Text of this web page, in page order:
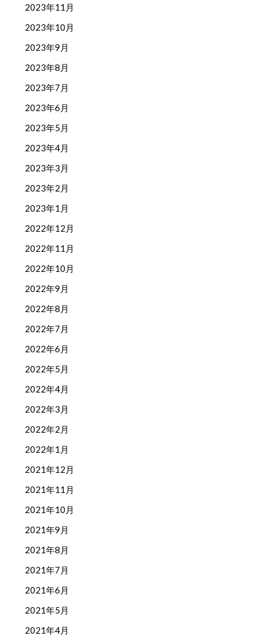
2023年11月
2023年10月
2023年9月
2023年8月
2023年7月
2023年6月
2023年5月
2023年4月
2023年3月
2023年2月
2023年1月
2022年12月
2022年11月
2022年10月
2022年9月
2022年8月
2022年7月
2022年6月
2022年5月
2022年4月
2022年3月
2022年2月
2022年1月
2021年12月
2021年11月
2021年10月
2021年9月
2021年8月
2021年7月
2021年6月
2021年5月
2021年4月